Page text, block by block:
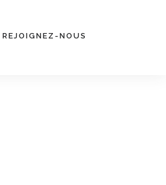
REJOIGNEZ-NOUS